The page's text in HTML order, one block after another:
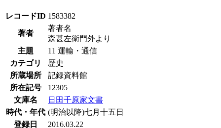
レコードID 1583382
著者
著者名
森甚左衛門外より
主題
11 運輸・通信
カテゴリ
歴史
所蔵場所
記録資料館
所在記号
12305
文庫名
日田千原家文書
時代・年代 (明治以降)七月十五日
登録日
2016.03.22